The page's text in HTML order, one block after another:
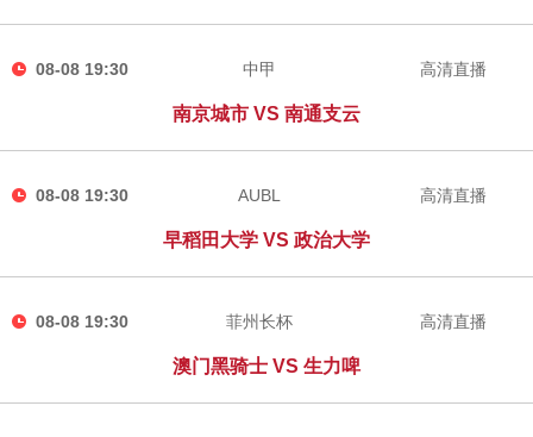
08-08 19:30 中甲
南京城市 VS 南通支云
高清直播
08-08 19:30 AUBL
早稻田大学 VS 政治大学
高清直播
08-08 19:30 菲州长杯
澳门黑骑士 VS 生力啤
高清直播